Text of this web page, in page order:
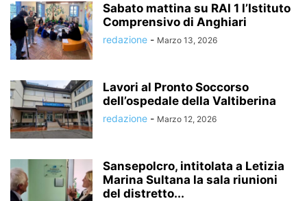
Sabato mattina su RAI 1 l’Istituto
Comprensivo di Anghiari
redazione - Marzo 13, 2026
Lavori al Pronto Soccorso
dell’ospedale della Valtiberina
redazione - Marzo 12, 2026
Sansepolcro, intitolata a Letizia
Marina Sultana la sala riunioni
del distretto...